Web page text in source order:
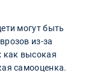
могут быть
из-за
как высокая
самооценка.